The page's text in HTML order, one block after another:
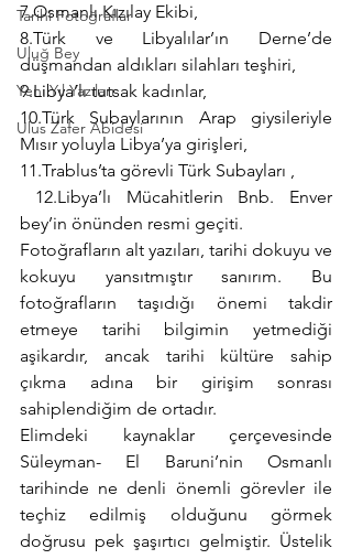
Tarihi Fotoğraflar
Uluğ Bey
Yeni Yıl Yazıları
Ulus Zafer Abidesi
7.Osmanlı Kızılay Ekibi,
8.Türk ve Libyalılar’ın Derne’de
düşmandan aldıkları silahları teşhiri,
9.Libya’lı tutsak kadınlar,
10.Türk Subaylarının Arap giysileriyle
Mısır yoluyla Libya’ya girişleri,
11.Trablus’ta görevli Türk Subayları ,
12.Libya’lı Mücahitlerin Bnb. Enver
bey’in önünden resmi geçiti.
Fotoğrafların alt yazıları, tarihi dokuyu ve
kokuyu yansıtmıştır sanırım. Bu
fotoğrafların taşıdığı önemi takdir
etmeye tarihi bilgimin yetmediği
aşikardır, ancak tarihi kültüre sahip
çıkma adına bir girişim sonrası
sahiplendiğim de ortadır.
Elimdeki kaynaklar çerçevesinde
Süleyman- El Baruni’nin Osmanlı
tarihinde ne denli önemli görevler ile
teçhiz edilmiş olduğunu görmek
doğrusu pek şaşırtıcı gelmiştir. Üstelik